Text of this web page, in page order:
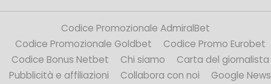
Codice Promozionale AdmiralBet
Codice Promozionale Goldbet
Codice Promo Eurobet
Codice Bonus Netbet
Chi siamo
Carta del giornalista
Pubblicità e affiliazioni
Collabora con noi
Google News